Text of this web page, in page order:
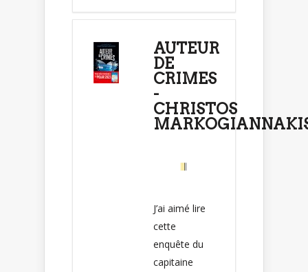
AUTEUR
DE
CRIMES
-
CHRISTOS
J’ai aimé lire
cette
enquête du
capitaine